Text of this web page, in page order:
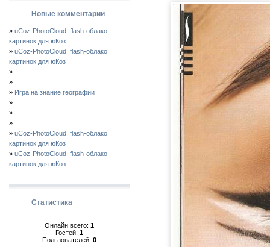
Новые комментарии
» uCoz-PhotoCloud: flash-облако
картинок для юКоз
» uCoz-PhotoCloud: flash-облако
картинок для юКоз
»
»
» Игра на знание географии
»
»
»
» uCoz-PhotoCloud: flash-облако
картинок для юКоз
» uCoz-PhotoCloud: flash-облако
картинок для юКоз
Статистика
Онлайн всего: 1
Гостей: 1
Пользователей: 0